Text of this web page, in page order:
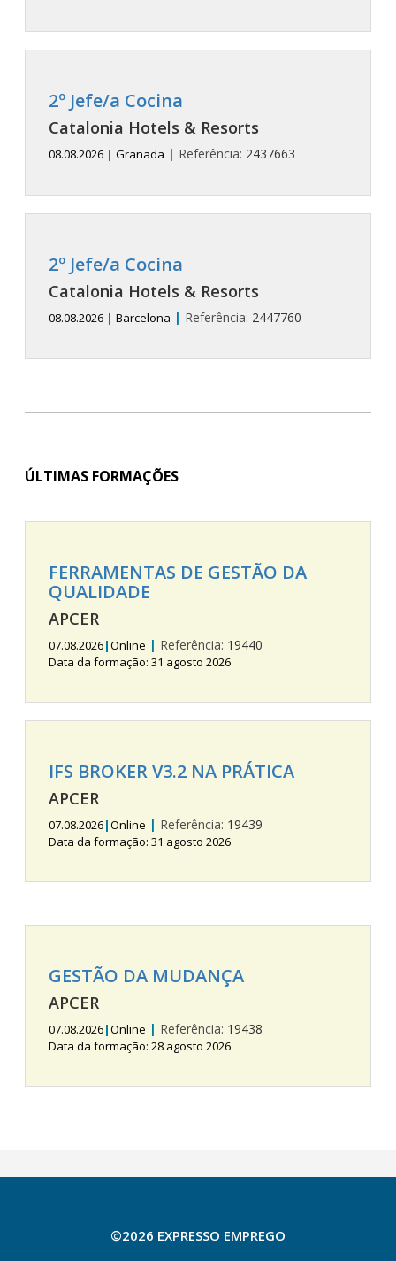
2º Jefe/a Cocina
Catalonia Hotels & Resorts
08.08.2026 | Granada | Referência: 2437663
2º Jefe/a Cocina
Catalonia Hotels & Resorts
08.08.2026 | Barcelona | Referência: 2447760
ÚLTIMAS FORMAÇÕES
FERRAMENTAS DE GESTÃO DA
QUALIDADE
APCER
07.08.2026|Online | Referência: 19440
Data da formação: 31 agosto 2026
IFS BROKER V3.2 NA PRÁTICA
APCER
07.08.2026|Online | Referência: 19439
Data da formação: 31 agosto 2026
GESTÃO DA MUDANÇA
APCER
07.08.2026|Online | Referência: 19438
Data da formação: 28 agosto 2026
©2026 EXPRESSO EMPREGO